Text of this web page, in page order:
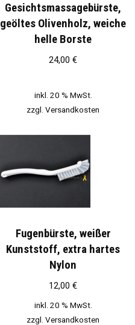
Gesichtsmassagebürste,
geöltes Olivenholz, weiche
helle Borste
24,00 €
inkl. 20 % MwSt.
zzgl. Versandkosten
Fugenbürste, weißer
Kunststoff, extra hartes
Nylon
12,00 €
inkl. 20 % MwSt.
zzgl. Versandkosten